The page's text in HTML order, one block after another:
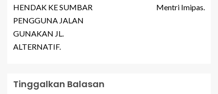
HENDAK KE SUMBAR
PENGGUNA JALAN
GUNAKAN JL.
ALTERNATIF.
Mentri Imipas.
Tinggalkan Balasan